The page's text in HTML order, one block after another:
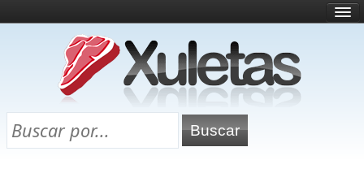
¿Qué es esto?
Directorio
Chuletas para exámenes